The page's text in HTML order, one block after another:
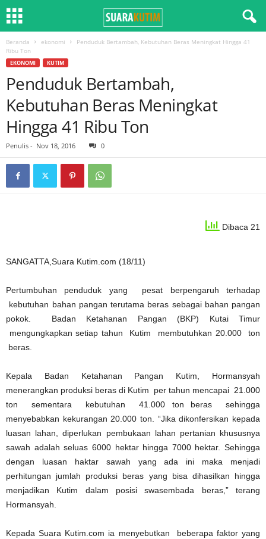
Beranda ekonomi
Penduduk Bertambah, Kebutuhan Beras Meningkat Hingga 41
Ribu Ton
EKONOMI KUTIM
Penduduk Bertambah,
Kebutuhan Beras Meningkat
Hingga 41 Ribu Ton
Penulis - Nov 18, 2016 0
Dibaca 21
SANGATTA,Suara Kutim.com (18/11)
Pertumbuhan penduduk yang pesat berpengaruh terhadap
kebutuhan bahan pangan terutama beras sebagai bahan pangan
pokok. Badan Ketahanan Pangan (BKP) Kutai Timur
mengungkapkan setiap tahun Kutim membutuhkan 20.000 ton
beras.
Kepala Badan Ketahanan Pangan Kutim, Hormansyah
menerangkan produksi beras di Kutim per tahun mencapai 21.000
ton sementara kebutuhan 41.000 ton beras sehingga
menyebabkan kekurangan 20.000 ton. “Jika dikonfersikan kepada
luasan lahan, diperlukan pembukaan lahan pertanian khususnya
sawah adalah seluas 6000 hektar hingga 7000 hektar. Sehingga
dengan luasan haktar sawah yang ada ini maka menjadi
perhitungan jumlah produksi beras yang bisa dihasilkan hingga
menjadikan Kutim dalam posisi swasembada beras,” terang
Hormansyah.
Kepada Suara Kutim.com ia menyebutkan beberapa faktor yang